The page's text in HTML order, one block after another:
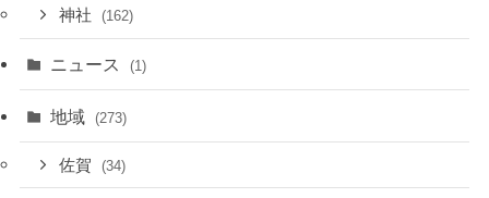
神社 (162)
ニュース (1)
地域 (273)
佐賀 (34)